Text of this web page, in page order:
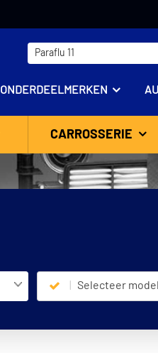
ONDERDEELMERKEN
CARROSSERIE
Selecteer model